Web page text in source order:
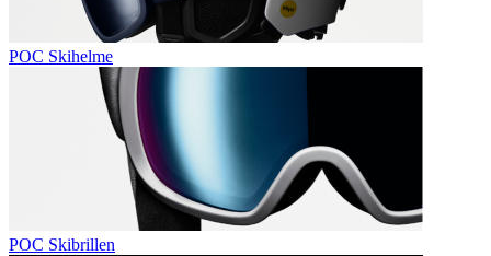
POC Skihelme
POC Skibrillen